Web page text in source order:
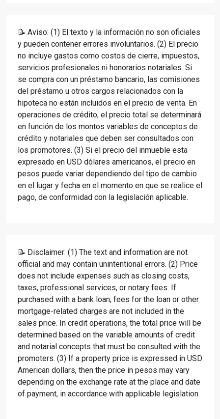
📝 Aviso: (1) El texto y la información no son oficiales
y pueden contener errores involuntarios. (2) El precio
no incluye gastos como costos de cierre, impuestos,
servicios profesionales ni honorarios notariales. Si
se compra con un préstamo bancario, las comisiones
del préstamo u otros cargos relacionados con la
hipoteca no están incluidos en el precio de venta. En
operaciones de crédito, el precio total se determinará
en función de los montos variables de conceptos de
crédito y notariales que deben ser consultados con
los promotores. (3) Si el precio del inmueble esta
expresado en USD dólares americanos, el precio en
pesos puede variar dependiendo del tipo de cambio
en el lugar y fecha en el momento en que se realice el
pago, de conformidad con la legislación aplicable.
📝 Disclaimer: (1) The text and information are not
official and may contain unintentional errors. (2) Price
does not include expenses such as closing costs,
taxes, professional services, or notary fees. If
purchased with a bank loan, fees for the loan or other
mortgage-related charges are not included in the
sales price. In credit operations, the total price will be
determined based on the variable amounts of credit
and notarial concepts that must be consulted with the
promoters. (3) If a property price is expressed in USD
American dollars, then the price in pesos may vary
depending on the exchange rate at the place and date
of payment, in accordance with applicable legislation.